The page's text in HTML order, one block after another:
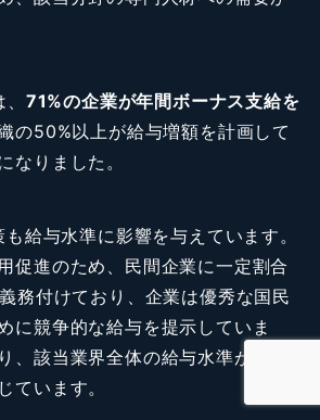
71%の企業が年間ボーナス支給を
の50%以上が給与増額を計画して
なりました。
給与水準に影響を与えています。
促進のため、民間企業に一定割合
務付けており、企業は優秀な国民
に競争的な給与を提示していま
、該当業界全体の給与水準が底上
ています。